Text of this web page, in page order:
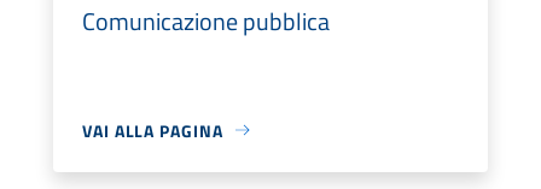
Comunicazione pubblica
VAI ALLA PAGINA